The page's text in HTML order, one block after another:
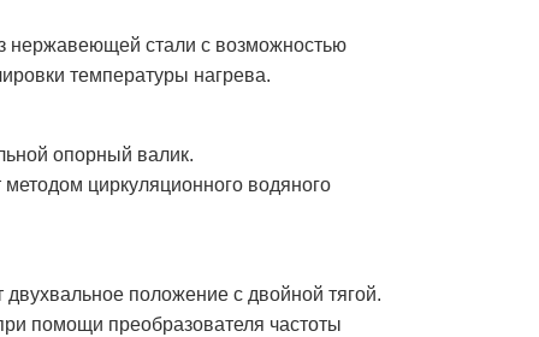
нержавеющей стали с возможностью
температуры нагрева.
опорный валик.
циркуляционного водяного
положение с двойной тягой.
помощи преобразователя частоты